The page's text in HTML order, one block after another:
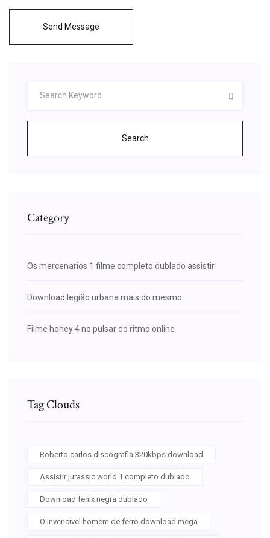
Send Message
Search
Category
Os mercenarios 1 filme completo dublado assistir
Download legião urbana mais do mesmo
Filme honey 4 no pulsar do ritmo online
Tag Clouds
Roberto carlos discografia 320kbps download
Assistir jurassic world 1 completo dublado
Download fenix negra dublado
O invencível homem de ferro download mega